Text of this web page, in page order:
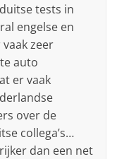
tests in
engelse en
zeer
auto
er vaak
over de
collega’s…
dan een net